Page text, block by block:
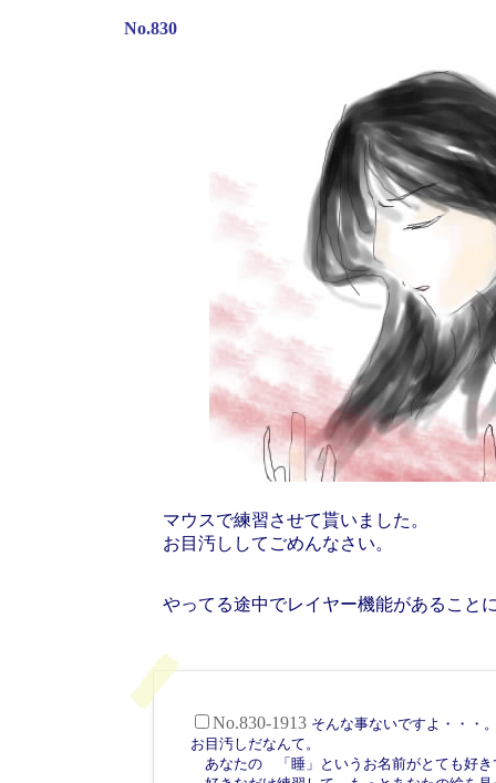
No.830
マウスで練習させて貰いました。
お目汚ししてごめんなさい。
やってる途中でレイヤー機能があること
No.830-1913 そんな事ないですよ・・
お目汚しだなんて。
あなたの 「睡」というお名前がとても好き